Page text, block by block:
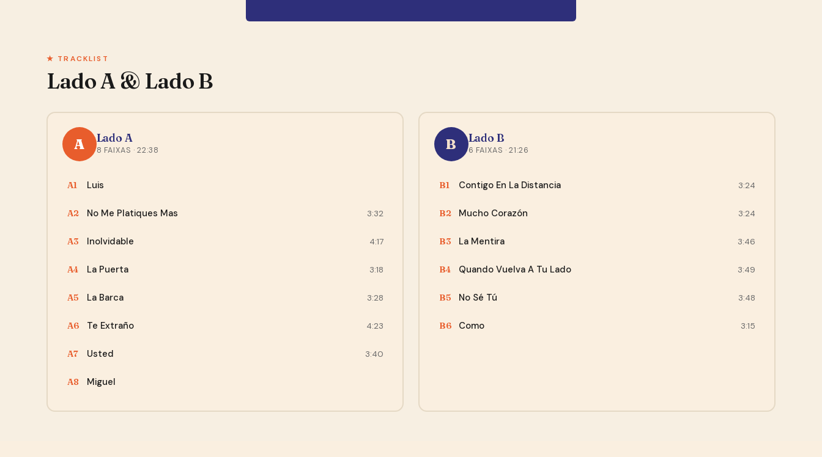
★ TRACKLIST
Lado A & Lado B
A Lado A
8 FAIXAS · 22:38
A1 Luis
A2 No Me Platiques Mas 3:32
A3 Inolvidable 4:17
A4 La Puerta 3:18
A5 La Barca 3:28
A6 Te Extraño 4:23
A7 Usted 3:40
A8 Miguel
B Lado B
6 FAIXAS · 21:26
B1 Contigo En La Distancia 3:24
B2 Mucho Corazón 3:24
B3 La Mentira 3:46
B4 Quando Vuelva A Tu Lado 3:49
B5 No Sé Tú 3:48
B6 Como 3:15
Sem spam, sem encheção. Ao se cadastrar você concorda com
e em receber o e-mail de
fácil de acessar e o envio foi rápido, quando chegou os